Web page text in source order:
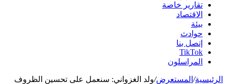
تقارير خاصة
الاقتصاد
بيئة
حوادث
إتصل بنا
TikTok
المراسلون
الرئيسية/ المستعرض/ولد الغزواني: سنعمل على تحسين الظروف